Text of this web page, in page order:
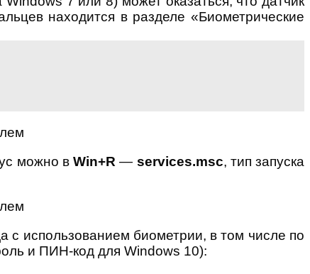
находится в разделе «Биометрические
можно вWin+R — services.msc, тип запуска
с использованием биометрии, в том числе по
и ПИН-код для Windows 10):